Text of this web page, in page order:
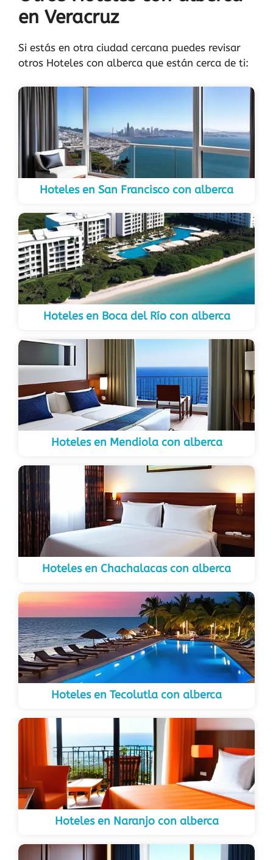
en Veracruz
Si estás en otra ciudad cercana puedes revisar
otros Hoteles con alberca que están cerca de ti:
Hoteles en San Francisco con alberca
Hoteles en Boca del Río con alberca
Hoteles en Mendiola con alberca
Hoteles en Chachalacas con alberca
Hoteles en Tecolutla con alberca
Hoteles en Naranjo con alberca